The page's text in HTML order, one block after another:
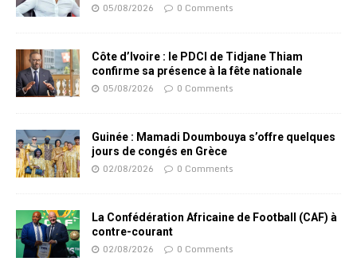
05/08/2026 0 Comments
Côte d’Ivoire : le PDCI de Tidjane Thiam
confirme sa présence à la fête nationale
05/08/2026 0 Comments
Guinée : Mamadi Doumbouya s’offre quelques
jours de congés en Grèce
02/08/2026 0 Comments
La Confédération Africaine de Football (CAF) à
contre-courant
02/08/2026 0 Comments